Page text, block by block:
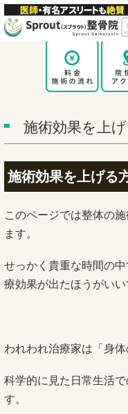
施術効果を上
施術効果を上げる
このページでは整体の
ます。
せっかく貴重な時間の
療効果が出たほうがいい
われわれ治療家は「身
科学的に見た日常生活
す。